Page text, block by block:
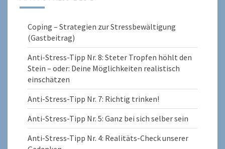
Coping – Strategien zur Stressbewältigung
(Gastbeitrag)
Anti-Stress-Tipp Nr. 8: Steter Tropfen höhlt den
Stein – oder: Deine Möglichkeiten realistisch
einschätzen
Anti-Stress-Tipp Nr. 7: Richtig trinken!
Anti-Stress-Tipp Nr. 5: Ganz bei sich selber sein
Anti-Stress-Tipp Nr. 4: Realitäts-Check unserer